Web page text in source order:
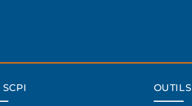
OUTILS